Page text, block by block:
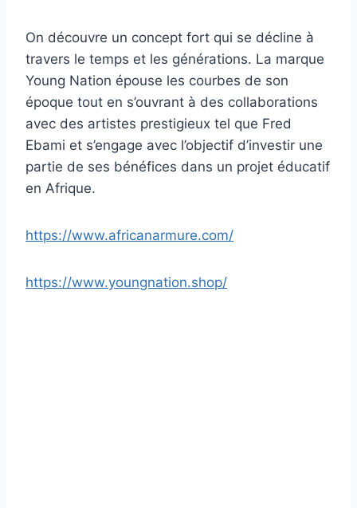
On découvre un concept fort qui se décline à
travers le temps et les générations. La marque
Young Nation épouse les courbes de son
époque tout en s’ouvrant à des collaborations
avec des artistes prestigieux tel que Fred
Ebami et s’engage avec l’objectif d’investir une
partie de ses bénéfices dans un projet éducatif
en Afrique.
https://www.africanarmure.com/
https://www.youngnation.shop/